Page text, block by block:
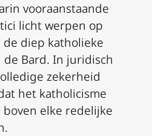
vooraanstaande
licht werpen op
de diep katholieke
de Bard. In juridisch
zekerheid
het katholicisme
boven elke redelijke